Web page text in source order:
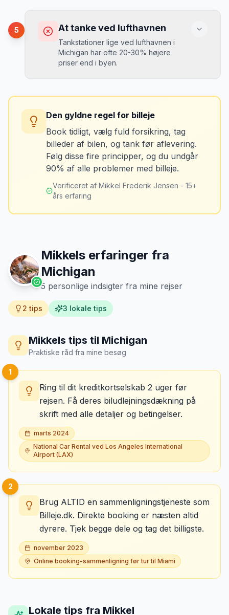
Du kan blive opkrævet for skader, der
var der før du fik bilen.
Løsning
brændstofmåleren.
MJ
Mikkels erfaring Oktober 2024
“Jeg fotograferer altid bilen fra alle
vinkler ved afhentning. Det har reddet
5 At tanke ved lufthavnen
Tankstationer lige ved lufthavnen i
Michigan har ofte 20-30% højere
priser end i byen.
sidste tankning.
Tank bilen op et par kilometer fra
lufthavnen dagen før aflevering. Priserne
er markant lavere.
Den gyldne regel for billeje
Book tidligt, vælg fuld forsikring, tag
billeder af bilen, og tank før aflevering.
Følg disse fire principper, og du undgår
90% af alle problemer med billeje.
Verificeret af Mikkel Frederik Jensen - 15+
års erfaring
Mikkels erfaringer fra
Michigan
5 personlige indsigter fra mine rejser
2 tips 3 lokale tips
Mikkels tips til Michigan
Praktiske råd fra mine besøg
1
Ring til dit kreditkortselskab 2 uger før
rejsen. Få deres biludlejningsdækning på
skrift med alle detaljer og betingelser.
marts 2024
National Car Rental ved Los Angeles International
Airport (LAX)
2
Brug ALTID en sammenligningstjeneste som
Billeje.dk. Direkte booking er næsten altid
dyrere. Tjek begge dele og tag det billigste.
november 2023
Online booking-sammenligning før tur til Miami
Lokale tips fra Mikkel